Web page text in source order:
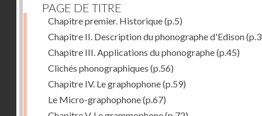
PAGE DE TITRE
Chapitre premier. Historique(p.5)
Chapitre II. Description du phonographe d'Edison
Chapitre III. Applications du phonographe(p.45)
Clichés phonographiques (p.56)
Chapitre IV. Le graphophone(p.59)
Le Micro-graphophone(p.67)